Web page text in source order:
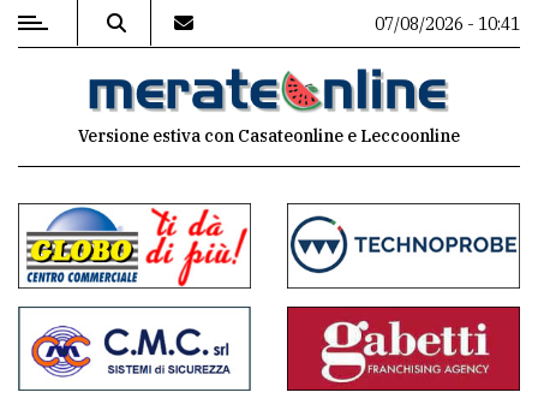
MENU
commenti
Contenuti
del
sito
07/08/2026 - 10:41
Versione estiva con Casateonline e Leccoonline